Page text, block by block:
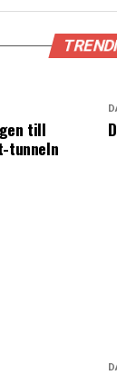
till
tunneln